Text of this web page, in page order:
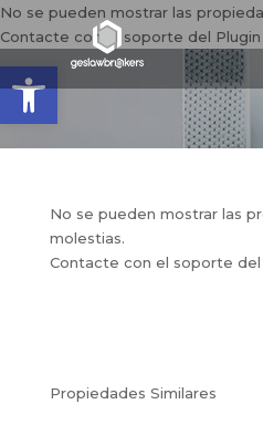
No se pueden mostrar las
Contacte con el soporte del Plugin
No se pueden mostrar las
molestias.
Contacte con el soporte del
Propiedades Similares
Abrir barra de herramientas